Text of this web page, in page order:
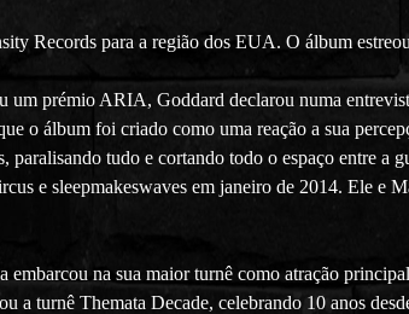
Records para a região dos EUA. O álbum
prémio ARIA, Goddard declarou numa
o álbum foi criado como uma reação a sua
paralisando tudo e cortando todo o espaço entre a
e sleepmakeswaves em janeiro de 2014. Ele e
na sua maior turnê como atração
turnê Themata Decade, celebrando 10 anos